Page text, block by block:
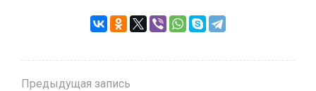
Предыдущая запись